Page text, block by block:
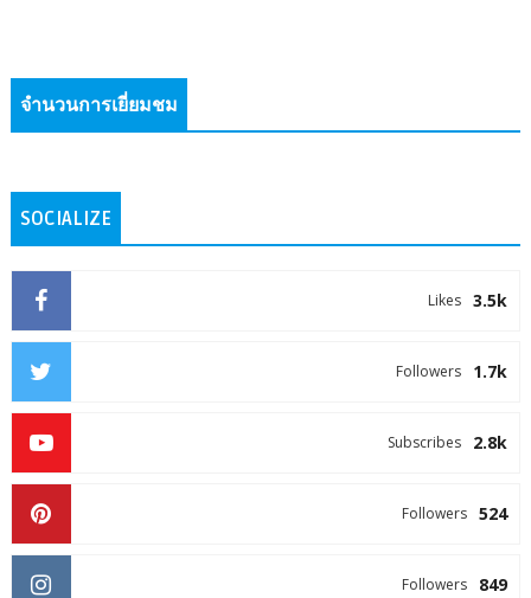
จำนวนการเยี่ยมชม
SOCIALIZE
3.5k
Likes
1.7k
Followers
2.8k
Subscribes
524
Followers
849
Followers